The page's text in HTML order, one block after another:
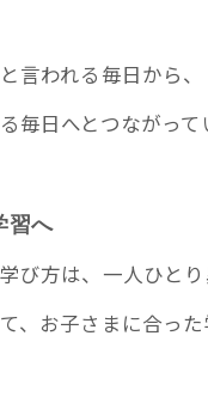
言われる毎日から、
毎日へとつながって
習へ
び方は、一人ひとり
、お子さまに合っ